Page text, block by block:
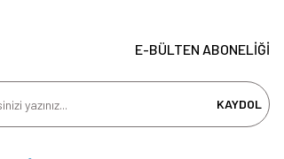
E-BÜLTEN ABONELİĞİ
KAYDOL